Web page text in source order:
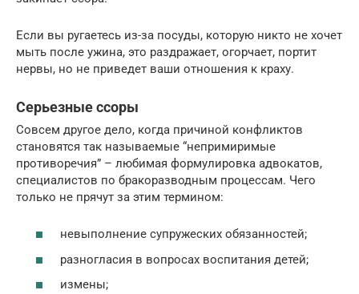
Если вы ругаетесь из-за посуды, которую никто не хочет
мыть после ужина, это раздражает, огорчает, портит
нервы, но не приведет ваши отношения к краху.
Серьезные ссоры
Совсем другое дело, когда причиной конфликтов
становятся так называемые “непримиримые
противоречия” – любимая формулировка адвокатов,
специалистов по бракоразводным процессам. Чего
только не прячут за этим термином:
невыполнение супружеских обязанностей;
разногласия в вопросах воспитания детей;
измены;